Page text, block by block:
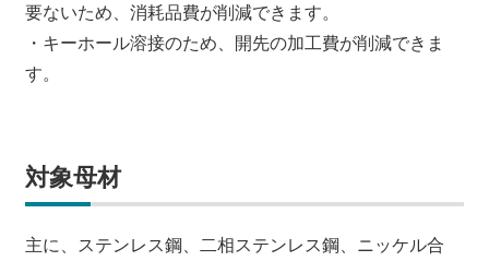
要ないため、消耗品費が削減できます。
・キーホール溶接のため、開先の加工費が削減できま
す。
対象母材
主に、ステンレス鋼、二相ステンレス鋼、ニッケル合